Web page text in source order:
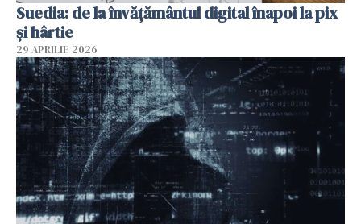
Suedia: de la învățământul digital înapoi la pix
și hârtie
29 APRILIE 2026